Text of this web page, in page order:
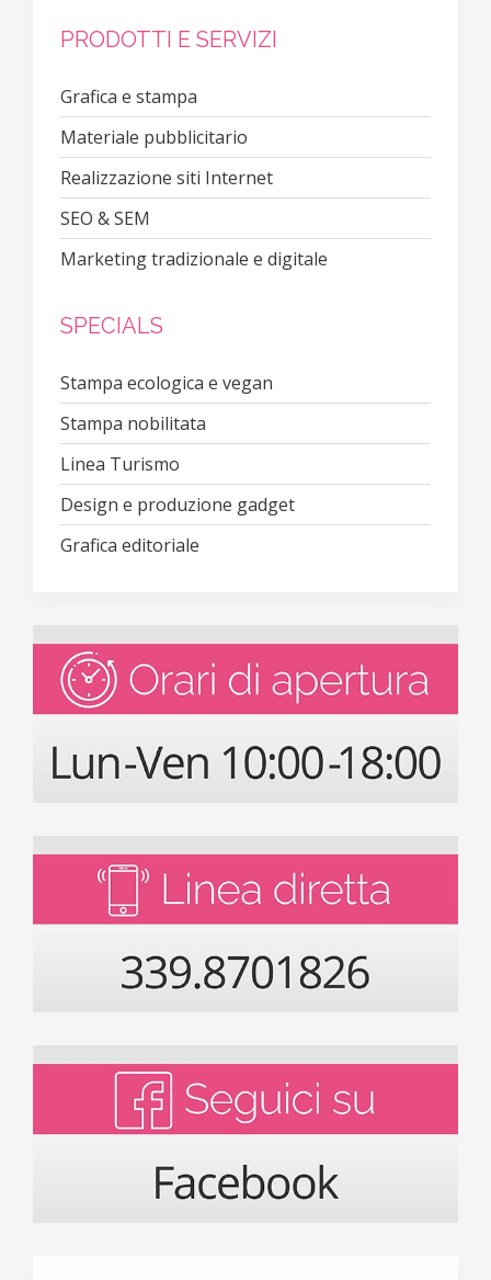
PRODOTTI E SERVIZI
Grafica e stampa
Materiale pubblicitario
Realizzazione siti Internet
SEO & SEM
Marketing tradizionale e digitale
SPECIALS
Stampa ecologica e vegan
Stampa nobilitata
Linea Turismo
Design e produzione gadget
Grafica editoriale